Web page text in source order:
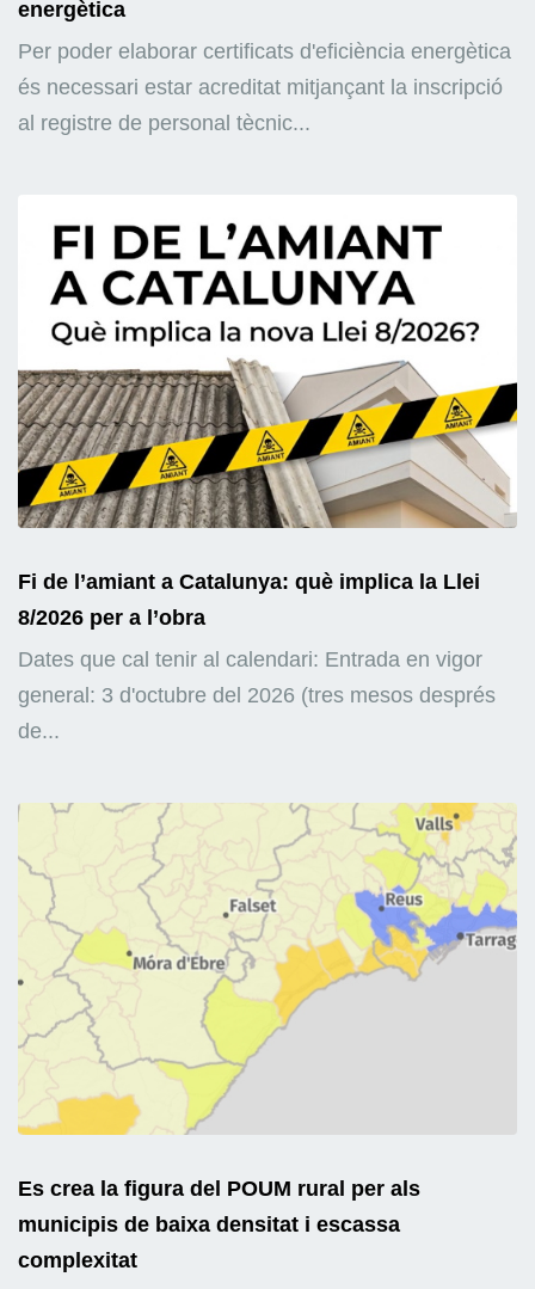
energètica
Per poder elaborar certificats d'eficiència energètica
és necessari estar acreditat mitjançant la inscripció
al registre de personal tècnic...
Fi de l’amiant a Catalunya: què implica la Llei
8/2026 per a l’obra
Dates que cal tenir al calendari: Entrada en vigor
general: 3 d'octubre del 2026 (tres mesos després
de...
Es crea la figura del POUM rural per als
municipis de baixa densitat i escassa
complexitat